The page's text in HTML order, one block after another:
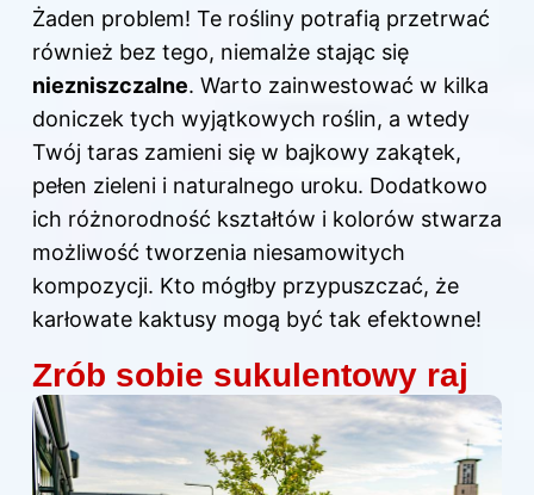
Żaden problem! Te rośliny potrafią przetrwać
również bez tego, niemalże stając się
niezniszczalne. Warto zainwestować w kilka
doniczek tych wyjątkowych roślin, a wtedy
Twój taras zamieni się w bajkowy zakątek,
pełen zieleni i naturalnego uroku. Dodatkowo
ich różnorodność kształtów i kolorów stwarza
możliwość tworzenia niesamowitych
kompozycji. Kto mógłby przypuszczać, że
karłowate kaktusy mogą być tak efektowne!
Zrób sobie sukulentowy raj